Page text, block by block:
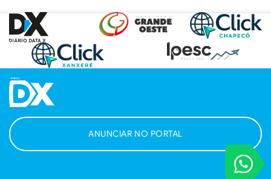
VOCÊ
Entre em
ANUNCIAR NO PORTAL